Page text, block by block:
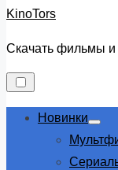
KinoTors
Скачать фильмы и
Новинки
Show
sub